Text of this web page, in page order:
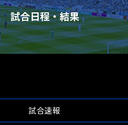
試合日程・結果
試合速報